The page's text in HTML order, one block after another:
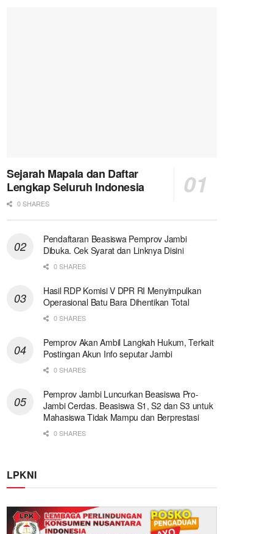
Sejarah Mapala dan Daftar
Lengkap Seluruh Indonesia
0 SHARES
Pendaftaran Beasiswa Pemprov Jambi
Dibuka. Cek Syarat dan Linknya Disini
0 SHARES
Hasil RDP Komisi V DPR RI Menyimpulkan
Operasional Batu Bara Dihentikan Total
0 SHARES
Pemprov Akan Ambil Langkah Hukum, Terkait
Postingan Akun Info seputar Jambi
0 SHARES
Pemprov Jambi Luncurkan Beasiswa Pro-
Jambi Cerdas. Beasiswa S1, S2 dan S3 untuk
Mahasiswa Tidak Mampu dan Berprestasi
0 SHARES
LPKNI